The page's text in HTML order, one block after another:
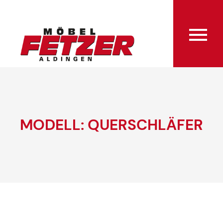
MODELL: QUERSCHLÄFER